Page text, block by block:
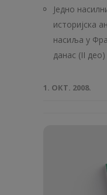
Једно
историјска
насиља у
данас (II део)
1. ОКТ. 2008.